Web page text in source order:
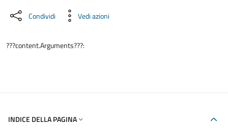
Condividi Vedi azioni
???content.Arguments???:
INDICE DELLA PAGINA